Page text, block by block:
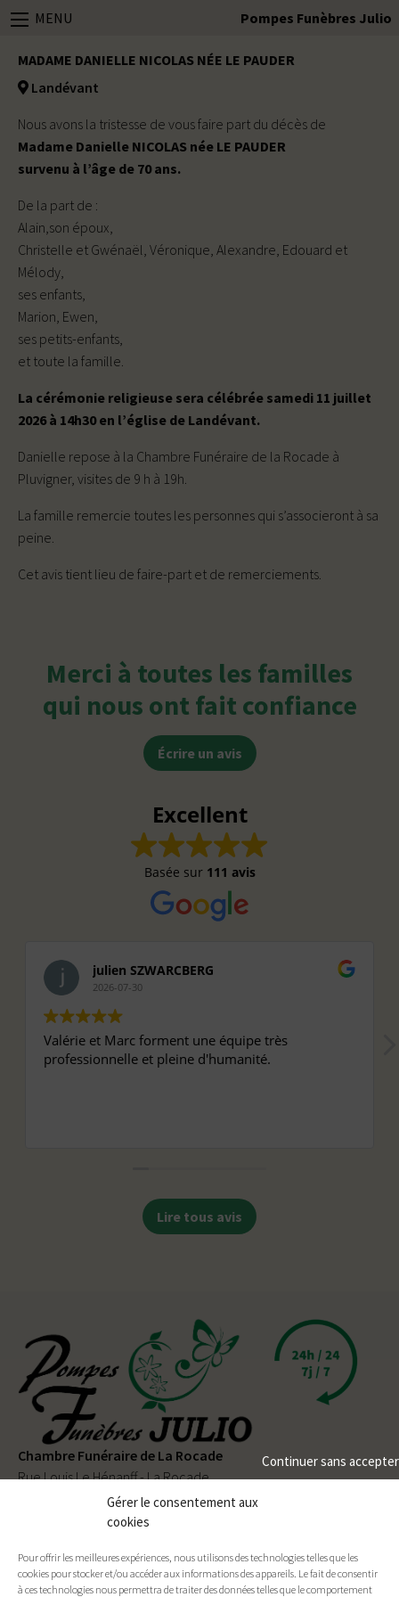
Gérer le consentement aux
cookies
Pour offrir les meilleures expériences, nous utilisons des technologies telles que les
cookies pour stocker et/ou accéder aux informations des appareils. Le fait de consentir
à ces technologies nous permettra de traiter des données telles que le comportement
Continuer sans accepter
MENU Pompes Funèbres Julio
MADAME DANIELLE NICOLAS NÉE LE PAUDER
Landévant
Nous avons la tristesse de vous faire part du décès de
Madame Danielle NICOLAS née LE PAUDER
survenu à l’âge de 70 ans.
De la part de :
Alain,son époux,
Christelle et Gwénaël, Véronique, Alexandre, Edouard et
Mélody,
ses enfants,
Marion, Ewen,
ses petits-enfants,
et toute la famille.
La cérémonie religieuse sera célébrée samedi 11 juillet
2026 à 14h30 en l’église de Landévant.
Danielle repose à la Chambre Funéraire de la Rocade à
Pluvigner, visites de 9 h à 19h.
La famille remercie toutes les personnes qui s’associeront à sa
peine.
Cet avis tient lieu de faire-part et de remerciements.
Merci à toutes les familles
qui nous ont fait confiance
Écrire un avis
Excellent
Basée sur 111 avis
julien SZWARCBERG
2026-07-30
Valérie et Marc forment une équipe très
professionnelle et pleine d'humanité.
Lire tous avis
Chambre Funéraire de La Rocade
Rue Louis Le Hénanff - La Rocade
56330 PLUVIGNER
02 97 50 90 80
Permanence téléphonique24h/24et7j/7